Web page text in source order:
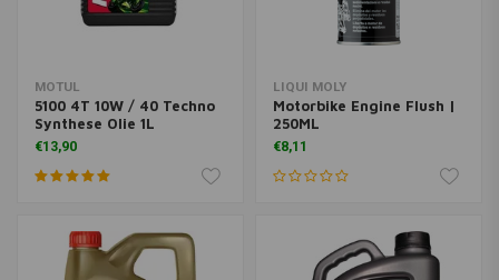
MOTUL
5100 4T 10W / 40 Techno
Synthese Olie 1L
€13,90
LIQUI MOLY
Motorbike Engine Flush |
250ML
€8,11